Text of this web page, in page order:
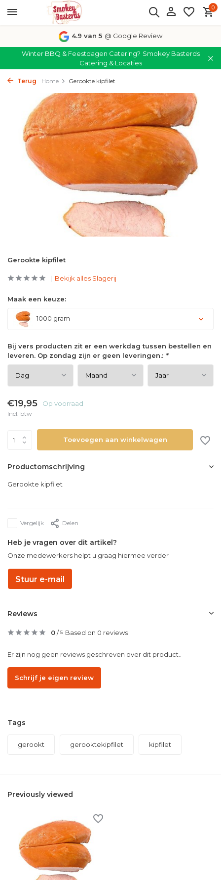
0
4.9 van 5 @ Google Review
Winter BBQ & Feestdagen Catering? Smokey Basterds
Catering & Locaties
Terug Home Gerookte kipfilet
Gerookte kipfilet
Bekijk alles Slagerij
Maak een keuze:
1000 gram
Bij vers producten zit er een werkdag tussen bestellen en
leveren. Op zondag zijn er geen leveringen.: *
€19,95 Op voorraad
Incl. btw
Toevoegen aan winkelwagen
Productomschrijving
Gerookte kipfilet
Vergelijk Delen
Heb je vragen over dit artikel?
Onze medewerkers helpt u graag hiermee verder
Stuur e-mail
Reviews
0/5 Based on 0 reviews
Er zijn nog geen reviews geschreven over dit product..
Schrijf je eigen review
Tags
gerookt gerooktekipfilet kipfilet
Previously viewed